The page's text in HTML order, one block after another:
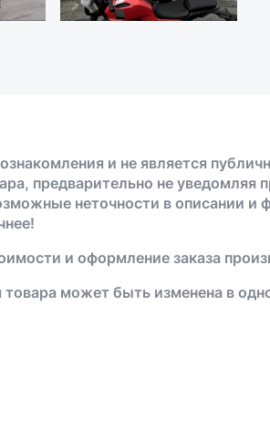
и не является
предварительно не
неточности в описании
и оформление заказа
может быть изменена в